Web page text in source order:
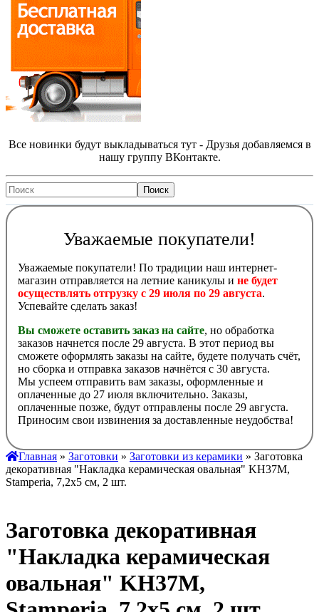
Все новинки будут выкладываться тут - Друзья добавляемся в
нашу группу ВКонтакте.
Уважаемые покупатели!
Уважаемые покупатели! По традиции наш интернет-
магазин отправляется на летние каникулы и не будет
осуществлять отгрузку с 29 июля по 29 августа.
Успевайте сделать заказ!
Вы сможете оставить заказ на сайте, но обработка
заказов начнется после 29 августа. В этот период вы
сможете оформлять заказы на сайте, будете получать счёт,
но сборка и отправка заказов начнётся с 30 августа.
Мы успеем отправить вам заказы, оформленные и
оплаченные до 27 июля включительно. Заказы,
оплаченные позже, будут отправлены после 29 августа.
Приносим свои извинения за доставленные неудобства!
Главная » Заготовки » Заготовки из керамики » Заготовка
декоративная "Накладка керамическая овальная" KH37M,
Stamperia, 7,2х5 см, 2 шт.
Заготовка декоративная
"Накладка керамическая
овальная" KH37M,